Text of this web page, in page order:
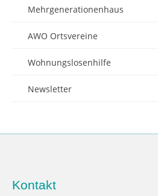
Mehrgenerationenhaus
AWO Ortsvereine
Wohnungslosenhilfe
Newsletter
Kontakt